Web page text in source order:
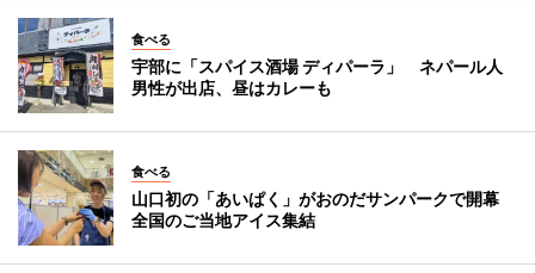
食べる
宇部に「スパイス酒場 ディパーラ」 ネパール人
男性が出店、昼はカレーも
食べる
山口初の「あいぱく」がおのだサンパークで開幕
全国のご当地アイス集結